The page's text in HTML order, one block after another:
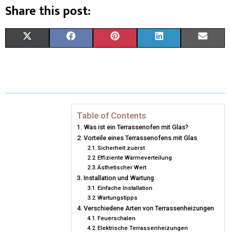
Share this post:
W E
B
O
T
E
R
E
S
T
K
D
I
Table of Contents
Was ist ein Terrassenofen mit Glas?
Vorteile eines Terrassenofens mit Glas
Sicherheit zuerst
Effiziente Wärmeverteilung
Ästhetischer Wert
Installation und Wartung
Einfache Installation
Wartungstipps
Verschiedene Arten von Terrassenheizungen
Feuerschalen
Elektrische Terrassenheizungen